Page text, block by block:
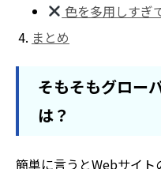
色を多用しすぎ
まとめ
そもそもグロー
は？
簡単に言うとWebサイ